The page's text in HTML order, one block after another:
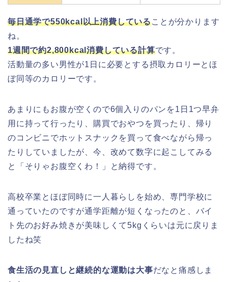
毎日通学で550kcal以上消費していることが分かります
ね。
1週間で約2,800kcal消費している計算です。
活動量の多い男性が1日に必要とする摂取カロリーとほ
ぼ同等のカロリーです。
あまりにもお腹が空くので6個入りのパンを1日1つ早弁
用に持って行ったり、購買でおやつを買ったり、帰り
のコンビニでホットスナックを買って食べながら帰っ
たりしていましたが、今、改めて数字に起こしてみる
と「そりゃお腹空くわ！」と納得です。
高校卒業とほぼ同時に一人暮らしを始め、専門学校に
通っていたのですが通学距離が短くなったのと、バイ
ト先のお好み焼きが美味しくて5kgくらいは元に戻りま
したね笑
食生活の見直しと継続的な運動は大事だなと痛感しま